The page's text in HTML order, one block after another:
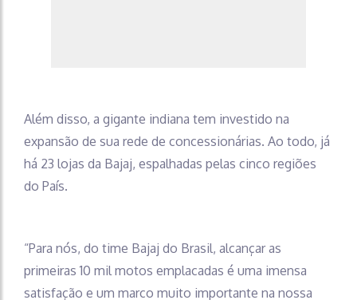
Além disso, a gigante indiana tem investido na
expansão de sua rede de concessionárias. Ao todo, já
há 23 lojas da Bajaj, espalhadas pelas cinco regiões
do País.
“Para nós, do time Bajaj do Brasil, alcançar as
primeiras 10 mil motos emplacadas é uma imensa
satisfação e um marco muito importante na nossa